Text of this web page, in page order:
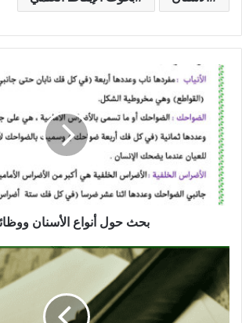
بحث
حول
أنواع
الأسنان
ووظائفها
بحث حول أنواع الأسنان
كتاب
المتميز
في
الإنتاج